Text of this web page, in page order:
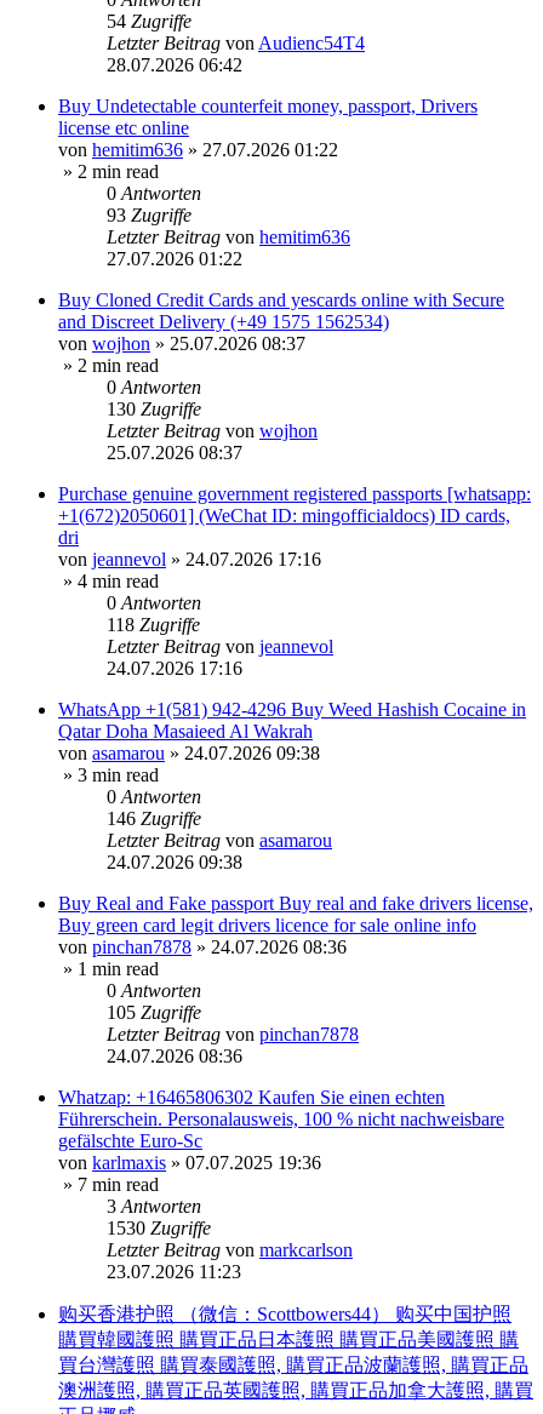
54 Zugriffe
Letzter Beitrag von Audienc54T4
28.07.2026 06:42
Buy Undetectable counterfeit money, passport, Drivers
license etc online
von hemitim636 » 27.07.2026 01:22
» 2 min read
0 Antworten
93 Zugriffe
Letzter Beitrag von hemitim636
27.07.2026 01:22
Buy Cloned Credit Cards and yescards online with Secure
and Discreet Delivery (+49 1575 1562534)
von wojhon » 25.07.2026 08:37
» 2 min read
0 Antworten
130 Zugriffe
Letzter Beitrag von wojhon
25.07.2026 08:37
Purchase genuine government registered passports [whatsapp:
+1(672)2050601] (WeChat ID: mingofficialdocs) ID cards,
dri
von jeannevol » 24.07.2026 17:16
» 4 min read
0 Antworten
118 Zugriffe
Letzter Beitrag von jeannevol
24.07.2026 17:16
WhatsApp +1(581) 942-4296 Buy Weed Hashish Cocaine in
Qatar Doha Masaieed Al Wakrah
von asamarou » 24.07.2026 09:38
» 3 min read
0 Antworten
146 Zugriffe
Letzter Beitrag von asamarou
24.07.2026 09:38
Buy Real and Fake passport Buy real and fake drivers license,
Buy green card legit drivers licence for sale online info
von pinchan7878 » 24.07.2026 08:36
» 1 min read
0 Antworten
105 Zugriffe
Letzter Beitrag von pinchan7878
24.07.2026 08:36
Whatzap: +16465806302 Kaufen Sie einen echten
Führerschein. Personalausweis, 100 % nicht nachweisbare
gefälschte Euro-Sc
von karlmaxis » 07.07.2025 19:36
» 7 min read
3 Antworten
1530 Zugriffe
Letzter Beitrag von markcarlson
23.07.2026 11:23
购买香港护照 （微信：Scottbowers44） 购买中国护照
購買韓國護照 購買正品日本護照 購買正品美國護照 購
買台灣護照 購買泰國護照, 購買正品波蘭護照, 購買正品
澳洲護照, 購買正品英國護照, 購買正品加拿大護照, 購買